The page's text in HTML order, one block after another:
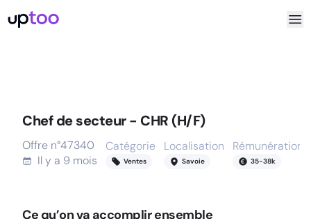
Chef de secteur - CHR (H/F)
Offre n°47340
Il y a 9 mois
Catégorie
Ventes
Localisation
Savoie
Rémunération
35-38k
Ce qu’on va accomplir ensemble